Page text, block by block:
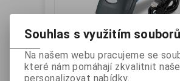
DITTO XB-2055M Laserová
USB, černá
Souhlas s využitím
Na našem webu pracujeme se
které nám pomáhají zkvalitnit
personalizovat nabídky.